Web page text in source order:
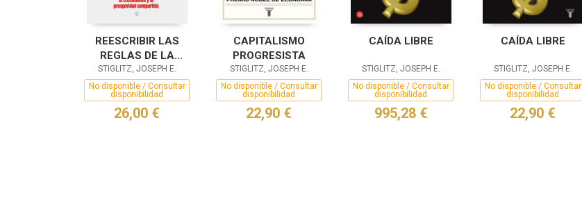
REESCRIBIR LAS
REGLAS DE LA
ECONOMÍA
EUROPEA
STIGLITZ, JOSEPH E.
No disponible / Consultar
disponibilidad
26,00 €
CAPITALISMO
PROGRESISTA
STIGLITZ, JOSEPH E.
No disponible / Consultar
disponibilidad
22,90 €
CAÍDA LIBRE
STIGLITZ, JOSEPH E.
No disponible / Consultar
disponibilidad
995,28 €
CAÍDA LIBRE
STIGLITZ, JOSEPH E.
No disponible / Consultar
disponibilidad
22,90 €